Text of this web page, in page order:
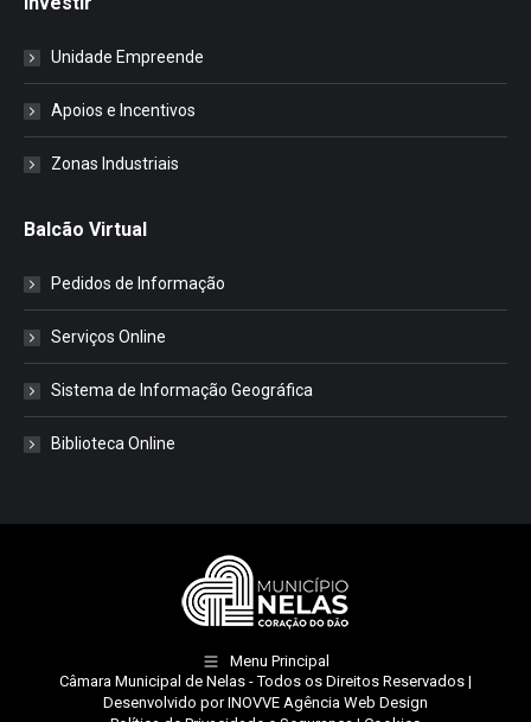
Unidade Empreende
Apoios e Incentivos
Zonas Industriais
Balcão Virtual
Pedidos de Informação
Serviços Online
Sistema de Informação Geográfica
Biblioteca Online
Menu Principal
Câmara Municipal de Nelas - Todos os Direitos Reservados |
Desenvolvido porINOVVE Agência Web Design